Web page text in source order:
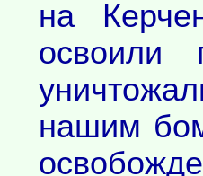
на
нашим